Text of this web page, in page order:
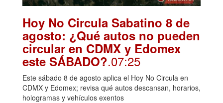
Hoy No Circula Sabatino 8 de
agosto: ¿Qué autos no pueden
circular en CDMX y Edomex
este SÁBADO?.07:25
Este sábado 8 de agosto aplica el Hoy No Circula en
CDMX y Edomex; revisa qué autos descansan, horarios,
hologramas y vehículos exentos